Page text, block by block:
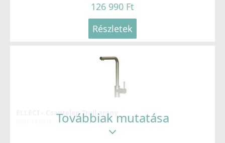
126 990 Ft
Részletek
ELLECI - Csaptelep Trail arany
Továbbiak mutatása